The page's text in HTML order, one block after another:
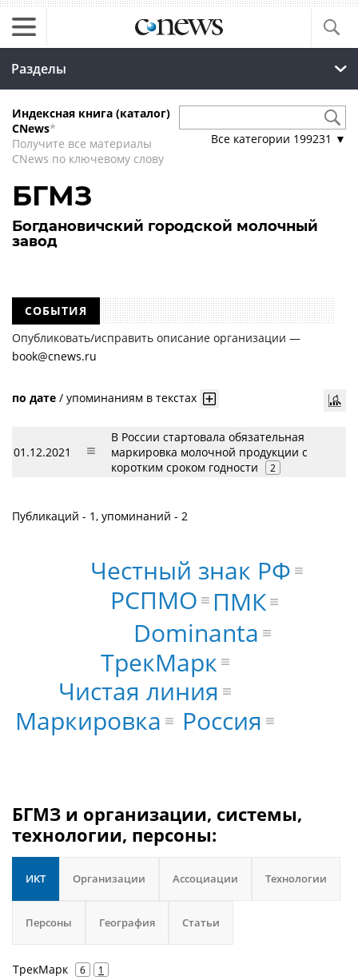
Разделы
Индексная книга (каталог)
CNews*
Получите все материалы
CNews по ключевому слову
Все категории 199231 ▼
БГМЗ
Богдановичский городской молочный
завод
СОБЫТИЯ
Опубликовать/исправить описание организации —
book@cnews.ru
по дате / упоминаниям в текстах
01.12.2021
В России стартовала обязательная
маркировка молочной продукции с
коротким сроком годности
2
Публикаций - 1, упоминаний - 2
ТрекМарк
Dominanta
Чистая линия
ПМК
РСПМО
Маркировка
Честный знак РФ
Россия
БГМЗ и организации, системы,
технологии, персоны:
ИКТ Организации Ассоциации Технологии
Персоны География Статьи
ТрекМарк 6 1